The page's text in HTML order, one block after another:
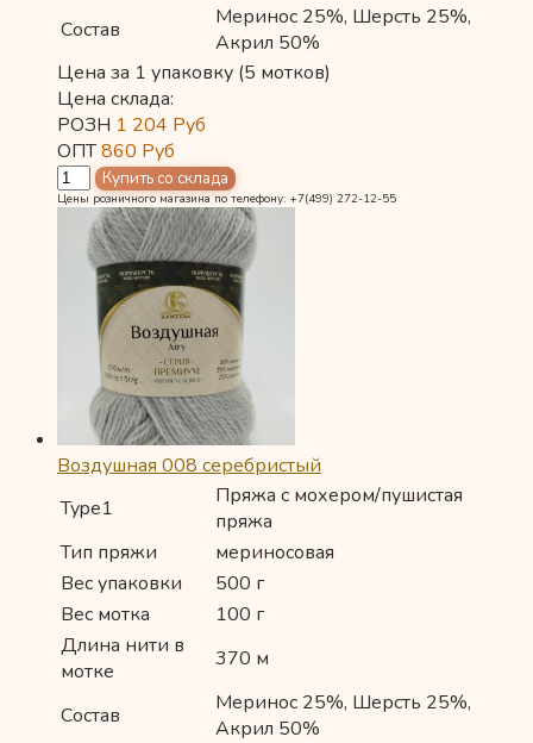
Состав
Меринос 25%, Шерсть 25%,
Акрил 50%
Цена за 1 упаковку (5 мотков)
Цена склада:
РОЗН 1 204 Руб
ОПТ860 Руб
Цены розничного магазина по телефону: +7(499) 272-12-55
Воздушная 008 серебристый
Type1
Пряжа с мохером/пушистая
пряжа
Тип пряжи
мериносовая
Вес упаковки
500 г
Вес мотка
100 г
Длина нити в
мотке
370 м
Состав
Меринос 25%, Шерсть 25%,
Акрил 50%